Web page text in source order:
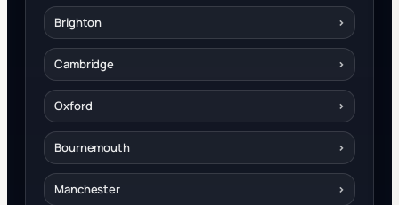
Brighton ›
Cambridge ›
Oxford ›
Bournemouth ›
Manchester ›